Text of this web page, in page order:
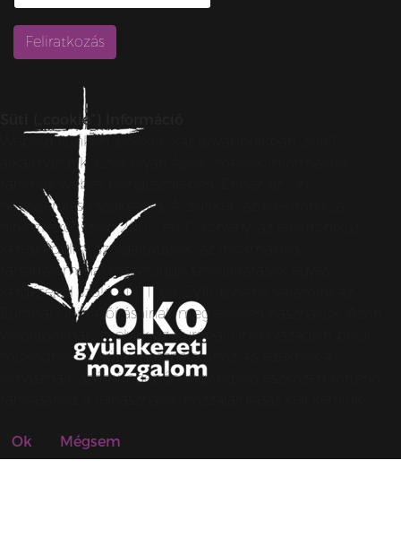
Süti („cookie”) Információ
Weboldalunkon „cookie”-kat (továbbiakban „süti”)
alkalmazunk. Ezek olyan fájlok, melyek információt
tárolnak webes böngészőjében. Ehhez az Ön
hozzájárulása szükséges. A „sütiket” az elektronikus
hírközlésről szóló 2003. évi C. törvény, az elektronikus
kereskedelmi szolgáltatások, az információs
társadalommal összefüggő szolgáltatások egyes
kérdéseiről szóló 2001. évi CVIII. törvény, valamint az
Európai Unió előírásainak megfelelően használjuk. Azon
weblapoknak, melyek az Európai Unió országain belül
működnek, a „sütik” használatához, és ezeknek a
felhasználó számítógépén vagy egyéb eszközén történő
Ok Mégsem